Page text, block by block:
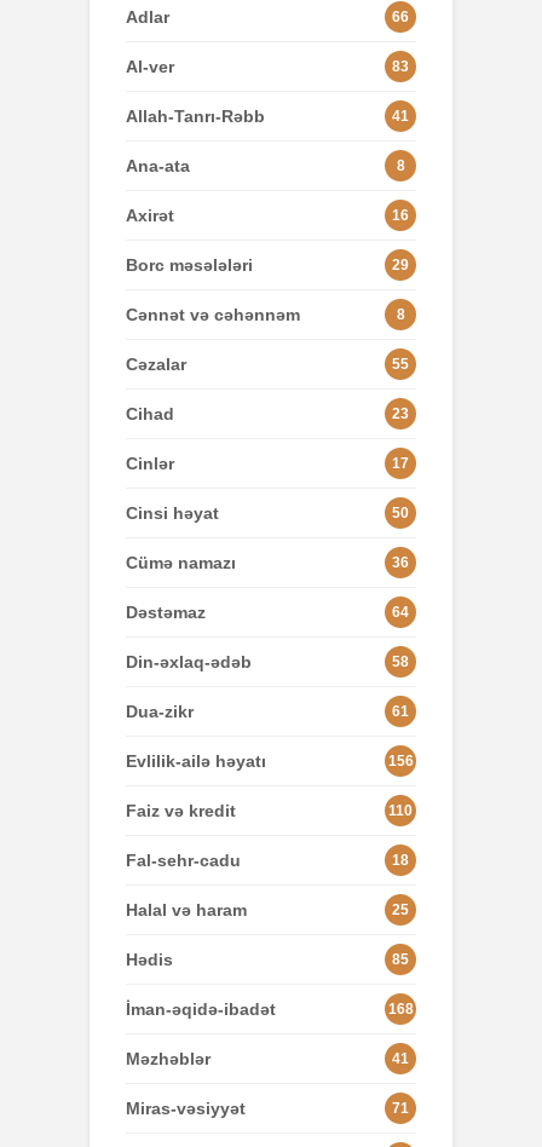
Adlar 66
Al-ver 83
Allah-Tanrı-Rəbb 41
Ana-ata 8
Axirət 16
Borc məsələləri 29
Cənnət və cəhənnəm 8
Cəzalar 55
Cihad 23
Cinlər 17
Cinsi həyat 50
Cümə namazı 36
Dəstəmaz 64
Din-əxlaq-ədəb 58
Dua-zikr 61
Evlilik-ailə həyatı 156
Faiz və kredit 110
Fal-sehr-cadu 18
Halal və haram 25
Hədis 85
İman-əqidə-ibadət 168
Məzhəblər 41
Miras-vəsiyyət 71